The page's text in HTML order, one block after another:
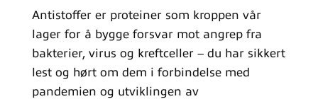
Antistoffer er proteiner som kroppen vår
lager for å bygge forsvar mot angrep fra
bakterier, virus og kreftceller – du har sikkert
lest og hørt om dem i forbindelse med
pandemien og utviklingen av